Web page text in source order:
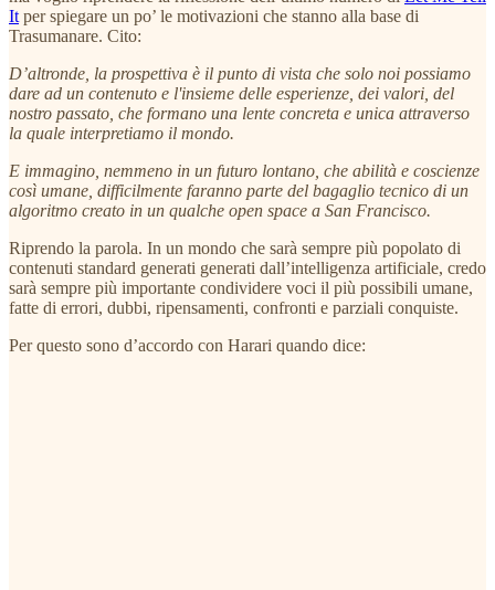
It per spiegare un po’ le motivazioni che stanno alla base di
Trasumanare. Cito:
D’altronde, la prospettiva è il punto di vista che solo noi possiamo
dare ad un contenuto e l'insieme delle esperienze, dei valori, del
nostro passato, che formano una lente concreta e unica attraverso
la quale interpretiamo il ​​mondo.
E immagino, nemmeno in un futuro lontano, che abilità e coscienze
così umane, difficilmente faranno parte del bagaglio tecnico di un
algoritmo creato in un qualche open space a San Francisco.
Riprendo la parola. In un mondo che sarà sempre più popolato di
contenuti standard generati generati dall’intelligenza artificiale, credo
sarà sempre più importante condividere voci il più possibili umane,
fatte di errori, dubbi, ripensamenti, confronti e parziali conquiste.
Per questo sono d’accordo con Harari quando dice: